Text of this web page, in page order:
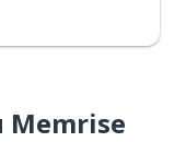
Memrise